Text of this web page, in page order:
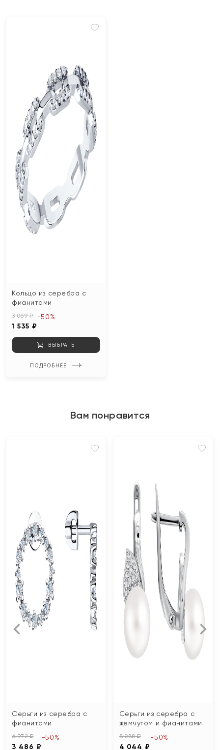
Кольцо из серебра с
фианитами
3 069 ₽
1 535 ₽
-50%
ВЫБРАТЬ
ПОДРОБНЕЕ
Вам понравится
Серьги из серебра с
фианитами
6 972 ₽
3 486 ₽
-50%
Серьги из серебра с
жемчугом и фианитами
8 088 ₽
4 044 ₽
-50%